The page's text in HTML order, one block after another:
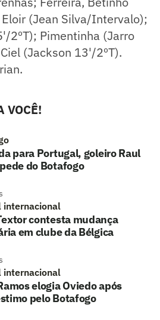
(Jean Silva/Intervalo);
2ºT); Pimentinha (Jarro
(Jackson 13'/2ºT).
VOCÊ!
para Portugal, goleiro Raul
do Botafogo
internacional
contesta mudança
em clube da Bélgica
internacional
elogia Oviedo após
pelo Botafogo